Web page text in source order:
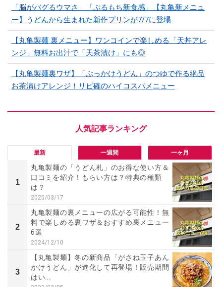
「脳がバグるウマさ」「ぷるもち新食感」【丸亀新メニュ
ー】うどんから生まれた新作プリンが7/7に登場
【丸亀製麺 裏メニュー】ワンコインで楽しめる「天丼アレ
ンジ」無料お出汁で「天茶漬け」にも◎
【丸亀製麺裏ワザ】「ぶっかけうどん」のつゆで作る絶品
お茶漬けアレンジ！リピ確のハイコスパメニュー
最新 一週間 一ヶ月
1
丸亀製麺の「うどん札」のお得な使い方＆
口コミを紹介！もらい方は？特典の種類
は？
2025/03/17
2
丸亀製麺の裏メニューの広がる可能性！無
料で楽しめる裏ワザ＆おすすめ裏メニュー
6選
2024/12/10
3
【丸亀製麺】冬の新商品「がさね玉子あん
かけうどん」が進化して再登場！販売期間
はい...